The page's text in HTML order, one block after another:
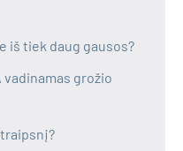
iš tiek daug gausos?
vadinamas grožio